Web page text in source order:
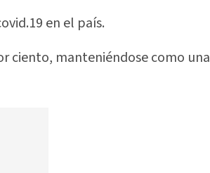
en el país.
ciento, manteniéndose como una